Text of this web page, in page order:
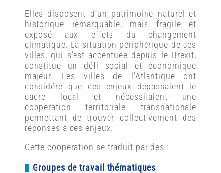
Elles disposent d’un patrimoine naturel et
historique remarquable, mais fragile et
exposé aux effets du changement
climatique. La situation périphérique de ces
villes, qui s’est accentuée depuis le Brexit,
constitue un défi social et économique
majeur. Les villes de l’Atlantique ont
considéré que ces enjeux dépassaient le
cadre local et nécessitaient une
coopération territoriale transnationale
permettant de trouver collectivement des
réponses à ces enjeux.
Cette coopération se traduit par des :
Groupes de travail thématiques